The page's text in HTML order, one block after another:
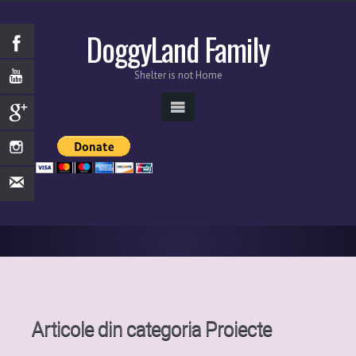
DoggyLand Family
Shelter is not Home
Articole din categoria Proiecte